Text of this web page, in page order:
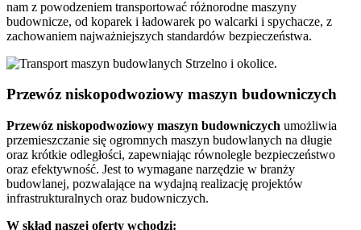
nam z powodzeniem transportować różnorodne maszyny
budownicze, od koparek i ładowarek po walcarki i spychacze, z
zachowaniem najważniejszych standardów bezpieczeństwa.
Przewóz niskopodwoziowy maszyn budowniczych
Przewóz niskopodwoziowy maszyn budowniczych umożliwia
przemieszczanie się ogromnych maszyn budowlanych na długie
oraz krótkie odległości, zapewniając równolegle bezpieczeństwo
oraz efektywność. Jest to wymagane narzędzie w branży
budowlanej, pozwalające na wydajną realizację projektów
infrastrukturalnych oraz budowniczych.
W skład naszej oferty wchodzi: